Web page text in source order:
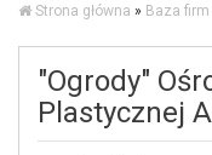
Strona główna » Baza firm
"Ogrody"
Plastycznej